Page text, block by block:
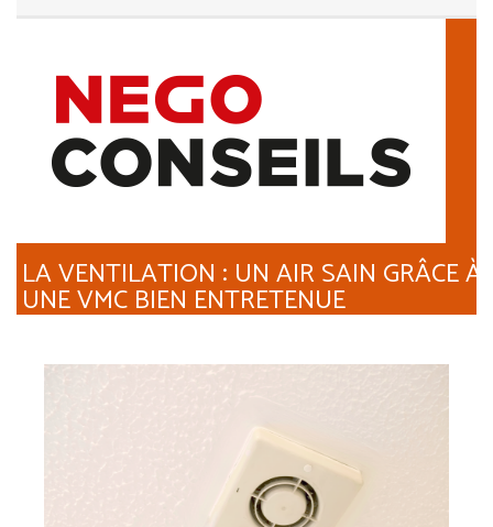
LA VENTILATION : UN AIR SAIN GRÂCE À
UNE VMC BIEN ENTRETENUE